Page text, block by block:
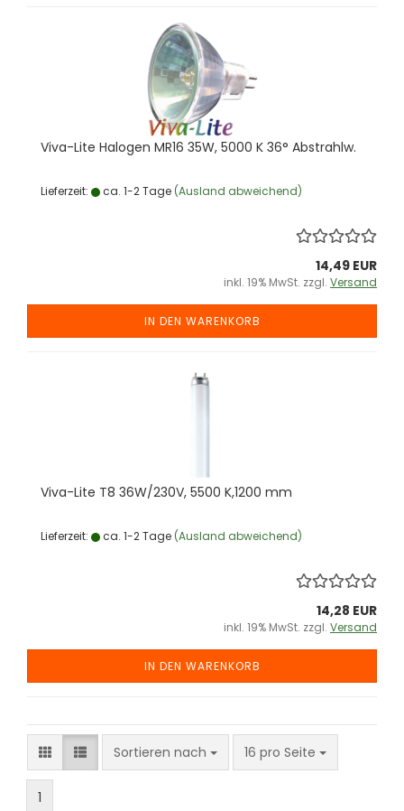
Viva-​Lite Ha­lo­gen MR16 35W, 5000 K 36° Ab­strahlw.
Lieferzeit: ca. 1-2 Tage (Ausland abweichend)
14,49 EUR
inkl. 19% MwSt. zzgl. Versand
IN DEN WARENKORB
Viva-​Lite T8 36W/230V, 5500 K,1200 mm
Lieferzeit: ca. 1-2 Tage (Ausland abweichend)
14,28 EUR
inkl. 19% MwSt. zzgl. Versand
IN DEN WARENKORB
Sortieren nach
Sortieren nach 16 pro Seite
pro Seite
1